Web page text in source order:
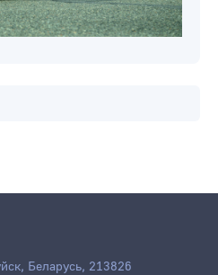
Беларусь, 213826